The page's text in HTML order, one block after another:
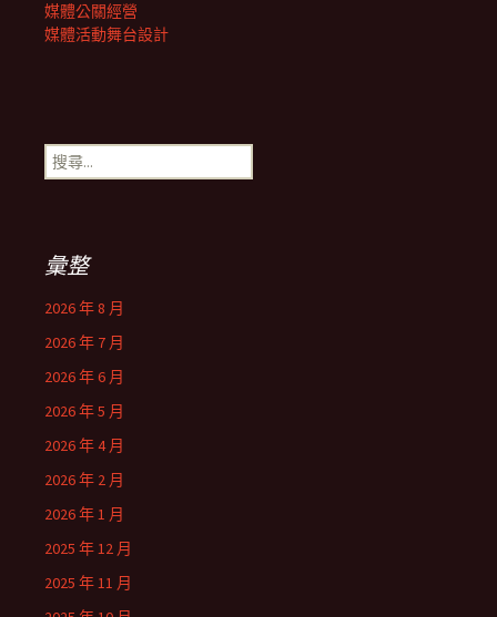
媒體公關經營
媒體活動舞台設計
搜
尋
彙整
2026 年 8 月
2026 年 7 月
2026 年 6 月
2026 年 5 月
2026 年 4 月
2026 年 2 月
2026 年 1 月
2025 年 12 月
2025 年 11 月